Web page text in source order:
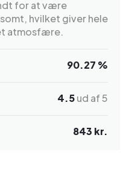
for at være
hvilket giver hele
atmosfære.
90.27 %
4.5ud af 5
843 kr.